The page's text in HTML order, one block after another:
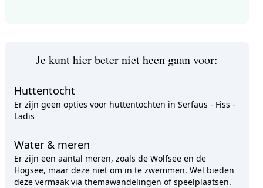
Je kunt hier beter niet heen gaan voor:
Huttentocht
Er zijn geen opties voor huttentochten in Serfaus - Fiss -
Ladis
Water & meren
Er zijn een aantal meren, zoals de Wolfsee en de
Högsee, maar deze niet om in te zwemmen. Wel bieden
deze vermaak via themawandelingen of speelplaatsen.